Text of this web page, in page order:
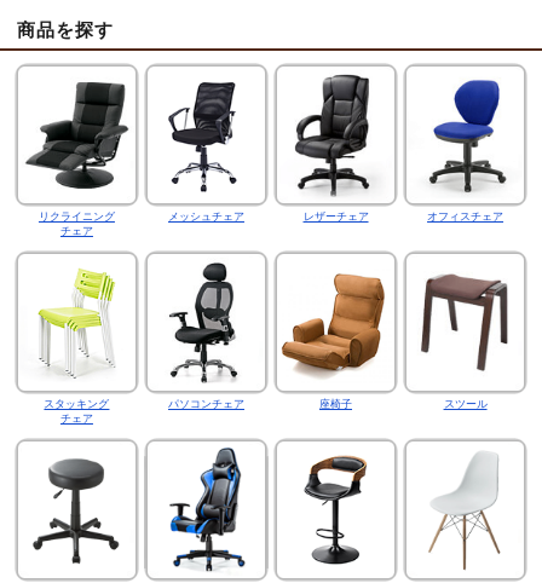
商品を探す
リクライニング
チェア
メッシュチェア レザーチェア オフィスチェア
スタッキング
チェア
パソコンチェア 座椅子 スツール